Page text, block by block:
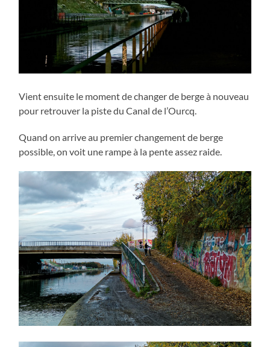
Vient ensuite le moment de changer de berge à nouveau
pour retrouver la piste du Canal de l’Ourcq.
Quand on arrive au premier changement de berge
possible, on voit une rampe à la pente assez raide.